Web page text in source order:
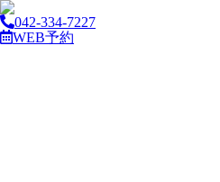
042-334-7227
WEB予約